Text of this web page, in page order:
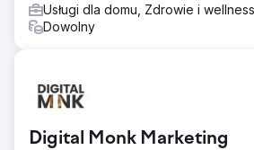
Usługi dla domu, Zdrowie i wellness
Dowolny
Digital Monk Marketing